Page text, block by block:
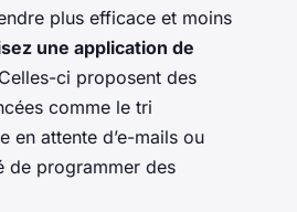
plus efficace et moins
une application de
Celles-ci proposent des
comme le tri
en attente d’e-mails ou
de programmer des